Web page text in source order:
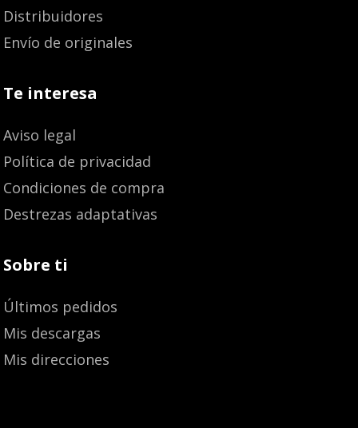
Distribuidores
Envío de originales
Te interesa
Aviso legal
Política de privacidad
Condiciones de compra
Destrezas adaptativas
Sobre ti
Últimos pedidos
Mis descargas
Mis direcciones